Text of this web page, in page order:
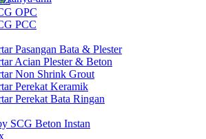
OPC
PCC
Pasangan Bata & Plester
Acian Plester & Beton
Non Shrink Grout
Perekat Keramik
Perekat Bata Ringan
SCG Beton Instan